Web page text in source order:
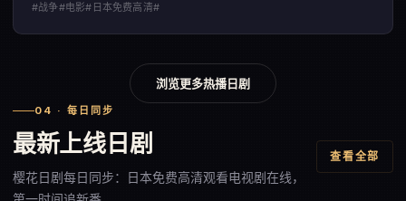
#战争#电影#日本免费高清#
浏览更多热播日剧
04 · 每日同步
最新上线日剧
樱花日剧每日同步：日本免费高清观看电视剧在线，
查看全部